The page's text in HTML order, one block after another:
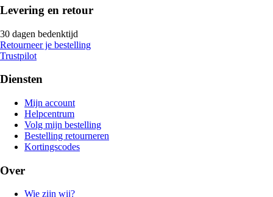
Levering en retour
30 dagen bedenktijd
Retourneer je bestelling
Trustpilot
Diensten
Mijn account
Helpcentrum
Volg mijn bestelling
Bestelling retourneren
Kortingscodes
Over
Wie zijn wij?